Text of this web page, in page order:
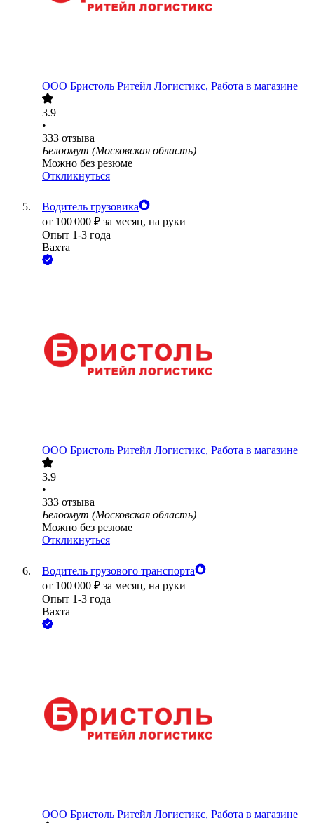
ООО Бристоль Ритейл Логистикс, Работа в магазине
3.9
•
333 отзыва
Белоомут (Московская область)
Можно без резюме
Откликнуться
Водитель грузовика
от 100 000 ₽ за месяц, на руки
Опыт 1-3 года
Вахта
ООО Бристоль Ритейл Логистикс, Работа в магазине
3.9
•
333 отзыва
Белоомут (Московская область)
Можно без резюме
Откликнуться
Водитель грузового транспорта
от 100 000 ₽ за месяц, на руки
Опыт 1-3 года
Вахта
ООО Бристоль Ритейл Логистикс, Работа в магазине